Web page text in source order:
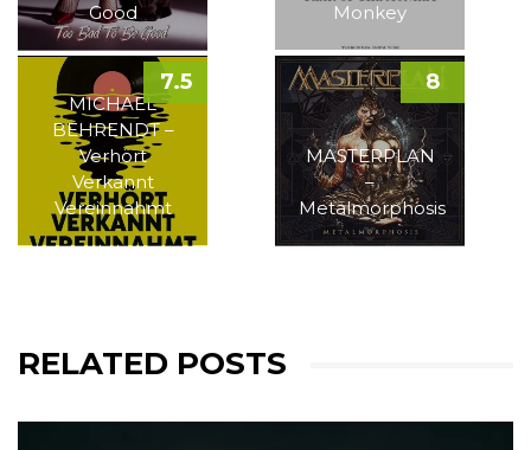
Good Monkey
MICHAEL
BEHRENDT –
Verhört
Verkannt
Vereinnahmt
7.5
MASTERPLAN
–
Metalmorphosis
8
RELATED POSTS